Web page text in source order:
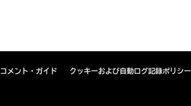
コメント・ガイド クッキーおよび自動ログ記録ポリシー